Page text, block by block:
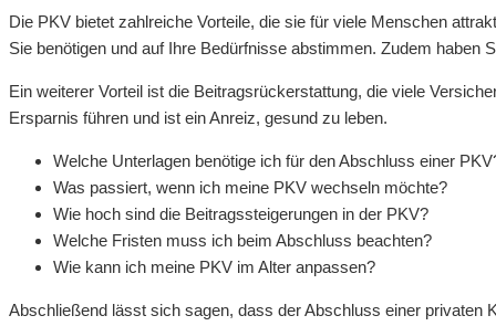
Die PKV bietet zahlreiche Vorteile, die sie für viele Menschen
Sie benötigen und auf Ihre Bedürfnisse abstimmen. Zudem
Ein weiterer Vorteil ist die Beitragsrückerstattung, die viele
Ersparnis führen und ist ein Anreiz, gesund zu leben.
Welche Unterlagen benötige ich für den Abschluss einer
Was passiert, wenn ich meine PKV wechseln möchte?
Wie hoch sind die Beitragssteigerungen in der PKV?
Welche Fristen muss ich beim Abschluss beachten?
Wie kann ich meine PKV im Alter anpassen?
Abschließend lässt sich sagen, dass der Abschluss einer privaten